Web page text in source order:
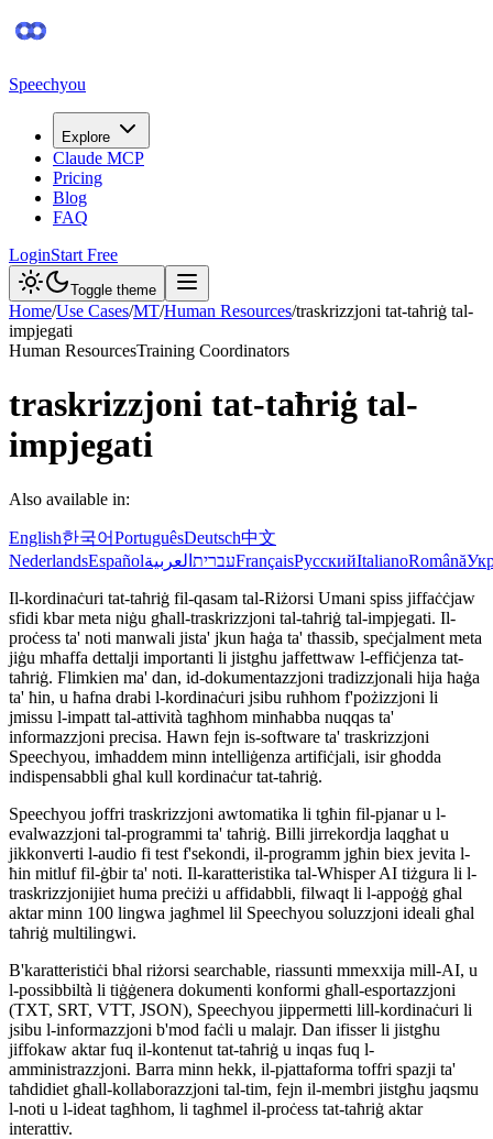
Speechyou
Explore
Claude MCP
Pricing
Blog
FAQ
LoginStart Free
Toggle theme
Home/Use Cases/MT/Human Resources/traskrizzjoni tat-taħriġ tal-
impjegati
Human ResourcesTraining Coordinators
traskrizzjoni tat-taħriġ tal-
impjegati
Also available in:
English한국어PortuguêsDeutsch中文
NederlandsEspañol עברית العربية FrançaisРусскийItalianoRomână
Il-kordinaċuri tat-taħriġ fil-qasam tal-Riżorsi Umani spiss jiffaċċjaw
sfidi kbar meta niġu għall-traskrizzjoni tal-taħriġ tal-impjegati. Il-
proċess ta' noti manwali jista' jkun ħaġa ta' tħassib, speċjalment meta
jiġu mħaffa dettalji importanti li jistgħu jaffettwaw l-effiċjenza tat-
taħriġ. Flimkien ma' dan, id-dokumentazzjoni tradizzjonali hija ħaġa
ta' ħin, u ħafna drabi l-kordinaċuri jsibu ruħhom f'pożizzjoni li
jmissu l-impatt tal-attività tagħhom minħabba nuqqas ta'
informazzjoni precisa. Hawn fejn is-software ta' traskrizzjoni
Speechyou, imħaddem minn intelliġenza artifiċjali, isir għodda
indispensabbli għal kull kordinaċur tat-taħriġ.
Speechyou joffri traskrizzjoni awtomatika li tgħin fil-pjanar u l-
evalwazzjoni tal-programmi ta' taħriġ. Billi jirrekordja laqgħat u
jikkonverti l-audio fi test f'sekondi, il-programm jgħin biex jevita l-
ħin mitluf fil-ġbir ta' noti. Il-karatteristika tal-Whisper AI tiżgura li l-
traskrizzjonijiet huma preċiżi u affidabbli, filwaqt li l-appoġġ għal
aktar minn 100 lingwa jagħmel lil Speechyou soluzzjoni ideali għal
taħriġ multilingwi.
B'karatteristiċi bħal riżorsi searchable, riassunti mmexxija mill-AI, u
l-possibbiltà li tiġġenera dokumenti konformi għall-esportazzjoni
(TXT, SRT, VTT, JSON), Speechyou jippermetti lill-kordinaċuri li
jsibu l-informazzjoni b'mod faċli u malajr. Dan ifisser li jistgħu
jiffokaw aktar fuq il-kontenut tat-taħriġ u inqas fuq l-
amministrazzjoni. Barra minn hekk, il-pjattaforma toffri spazji ta'
taħdidiet għall-kollaborazzjoni tal-tim, fejn il-membri jistgħu jaqsmu
l-noti u l-ideat tagħhom, li tagħmel il-proċess tat-taħriġ aktar
interattiv.